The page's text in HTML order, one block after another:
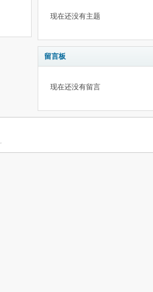
现在还没有主题
留言板
现在还没有留言